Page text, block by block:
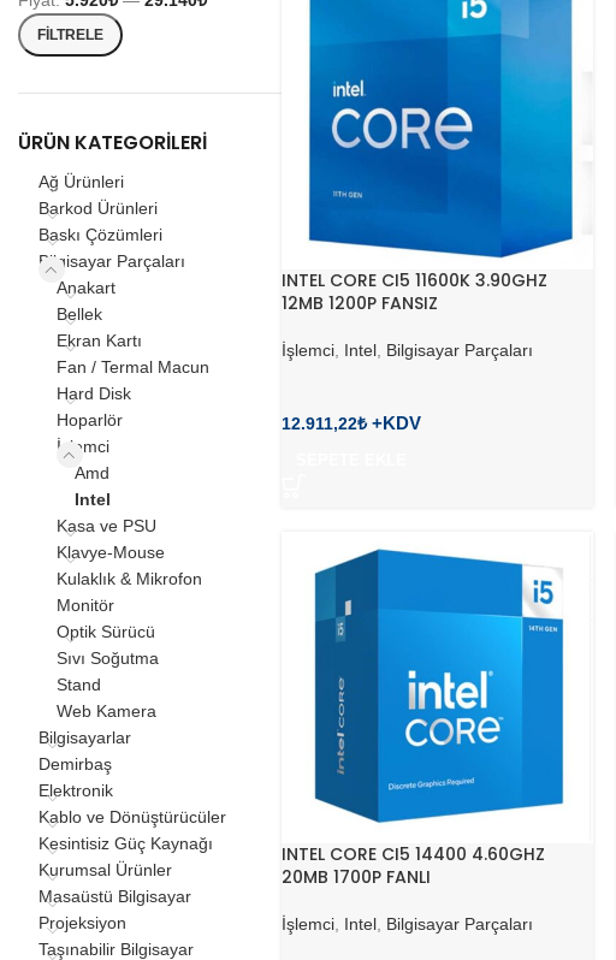
FILTRELE
ÜRÜN KATEGORILERI
Ağ Ürünleri
Barkod Ürünleri
Baskı Çözümleri
Bilgisayar Parçaları
Anakart
Bellek
Ekran Kartı
Fan / Termal Macun
Hard Disk
Hoparlör
İşlemci
Amd
Intel
Kasa ve PSU
Klavye-Mouse
Kulaklık & Mikrofon
Monitör
Optik Sürücü
Sıvı Soğutma
Stand
Web Kamera
Bilgisayarlar
Demirbaş
Elektronik
Kablo ve Dönüştürücüler
Kesintisiz Güç Kaynağı
Kurumsal Ürünler
Masaüstü Bilgisayar
Projeksiyon
Taşınabilir Bilgisayar
INTEL CORE CI5 11600K 3.90GHZ
12MB 1200P FANSIZ
İşlemci Intel Bilgisayar Parçaları
12.911,22₺
INTEL CORE CI5 14400 4.60GHZ
20MB 1700P FANLI
İşlemci Intel Bilgisayar Parçaları